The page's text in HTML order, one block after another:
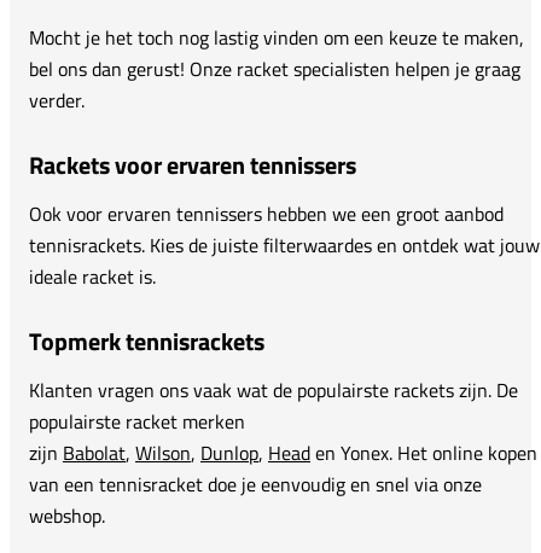
Mocht je het toch nog lastig vinden om een keuze te maken,
bel ons dan gerust! Onze racket specialisten helpen je graag
verder.
Rackets voor ervaren tennissers
Ook voor ervaren tennissers hebben we een groot aanbod
tennisrackets. Kies de juiste filterwaardes en ontdek wat jouw
ideale racket is.
Topmerk tennisrackets
Klanten vragen ons vaak wat de populairste rackets zijn. De
populairste racket merken
zijn Babolat, Wilson, Dunlop, Headen Yonex. Het online kopen
van een tennisracket doe je eenvoudig en snel via onze
webshop.